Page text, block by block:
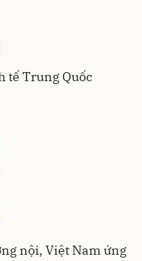
tế Trung Quốc
nội, Việt Nam ứng